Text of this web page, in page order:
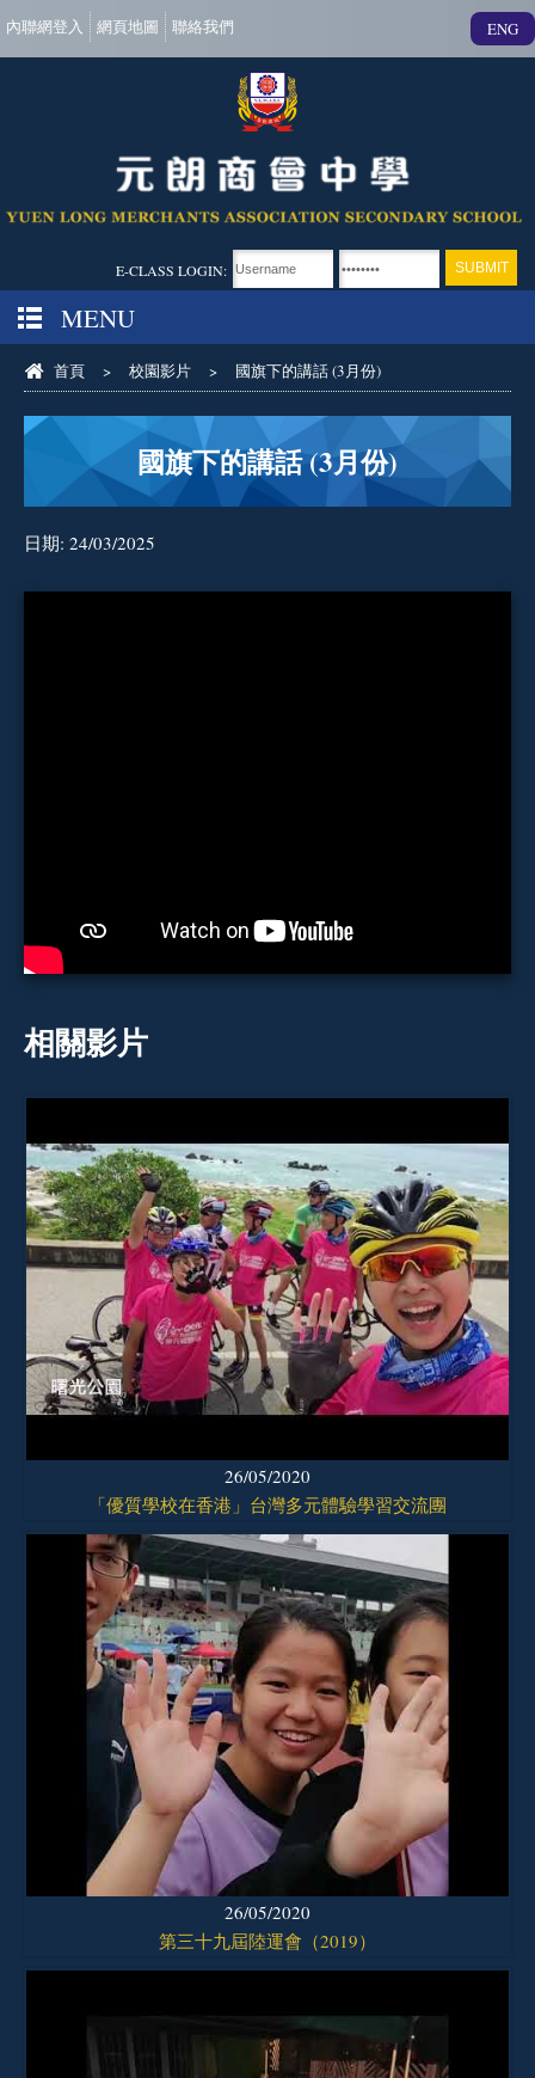
內聯網登入 網頁地圖 聯絡我們 ENG
E-CLASS LOGIN:
MENU
首頁 > 校園影片 > 國旗下的講話 (3月份)
國旗下的講話 (3月份)
日期: 24/03/2025
相關影片
26/05/2020
「優質學校在香港」台灣多元體驗學習交流團
26/05/2020
第三十九屆陸運會（2019）